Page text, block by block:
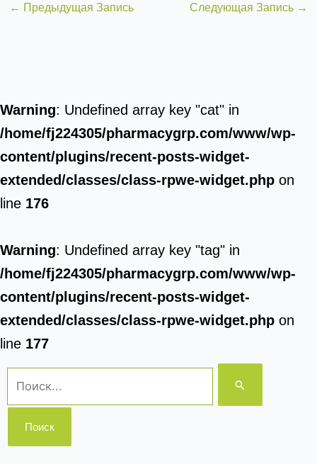
← Предыдущая Запись Следующая Запись →
Warning: Undefined array key "cat" in
/home/fj224305/pharmacygrp.com/www/wp-
content/plugins/recent-posts-widget-
extended/classes/class-rpwe-widget.php on
line 176
Warning: Undefined array key "tag" in
/home/fj224305/pharmacygrp.com/www/wp-
content/plugins/recent-posts-widget-
extended/classes/class-rpwe-widget.php on
line 177
Поиск: